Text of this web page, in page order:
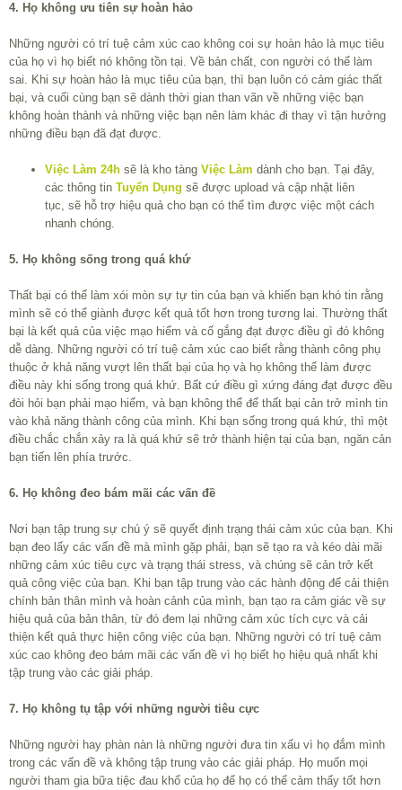
4. Họ không ưu tiên sự hoàn hảo
Những người có trí tuệ cảm xúc cao không coi sự hoàn hảo là mục tiêu
của họ vì họ biết nó không tồn tại. Về bản chất, con người có thể làm
sai. Khi sự hoàn hảo là mục tiêu của bạn, thì bạn luôn có cảm giác thất
bại, và cuối cùng bạn sẽ dành thời gian than vãn về những việc bạn
không hoàn thành và những việc bạn nên làm khác đi thay vì tận hưởng
những điều bạn đã đạt được.
Việc Làm 24h sẽ là kho tàng Việc Làm dành cho bạn. Tại đây,
các thông tin Tuyển Dụng sẽ được upload và cập nhật liên
tục, sẽ hỗ trợ hiệu quả cho bạn có thể tìm được việc một cách
nhanh chóng.
5. Họ không sống trong quá khứ
Thất bại có thể làm xói mòn sự tự tin của bạn và khiến bạn khó tin rằng
mình sẽ có thể giành được kết quả tốt hơn trong tương lai. Thường thất
bại là kết quả của việc mạo hiểm và cố gắng đạt được điều gì đó không
dễ dàng. Những người có trí tuệ cảm xúc cao biết rằng thành công phụ
thuộc ở khả năng vượt lên thất bại của họ và họ không thể làm được
điều này khi sống trong quá khứ. Bất cứ điều gì xứng đáng đạt được đều
đòi hỏi bạn phải mạo hiểm, và bạn không thể để thất bại cản trở mình tin
vào khả năng thành công của mình. Khi bạn sống trong quá khứ, thì một
điều chắc chắn xảy ra là quá khứ sẽ trở thành hiện tại của bạn, ngăn cản
bạn tiến lên phía trước.
6. Họ không đeo bám mãi các vấn đề
Nơi bạn tập trung sự chú ý sẽ quyết định trạng thái cảm xúc của bạn. Khi
bạn đeo lấy các vấn đề mà mình gặp phải, bạn sẽ tạo ra và kéo dài mãi
những cảm xúc tiêu cực và trạng thái stress, và chúng sẽ cản trở kết
quả công việc của bạn. Khi bạn tập trung vào các hành động để cải thiện
chính bản thân mình và hoàn cảnh của mình, bạn tạo ra cảm giác về sự
hiệu quả của bản thân, từ đó đem lại những cảm xúc tích cực và cải
thiện kết quả thực hiện công việc của bạn. Những người có trí tuệ cảm
xúc cao không đeo bám mãi các vấn đề vì họ biết họ hiệu quả nhất khi
tập trung vào các giải pháp.
7. Họ không tụ tập với những người tiêu cực
Những người hay phàn nàn là những người đưa tin xấu vì họ đắm mình
trong các vấn đề và không tập trung vào các giải pháp. Họ muốn mọi
người tham gia bữa tiệc đau khổ của họ để họ có thể cảm thấy tốt hơn